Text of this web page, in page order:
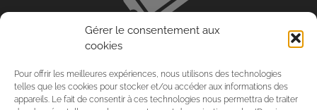
Gérer le consentement aux
cookies
Pour offrir les meilleures expériences, nous utilisons des technologies
telles que les cookies pour stocker et/ou accéder aux informations des
appareils. Le fait de consentir à ces technologies nous permettra de traiter